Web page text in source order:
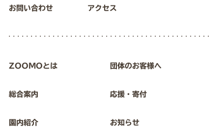
お問い合わせ アクセス
ZOOMOとは
総合案内
園内紹介
団体のお客様へ
応援・寄付
お知らせ